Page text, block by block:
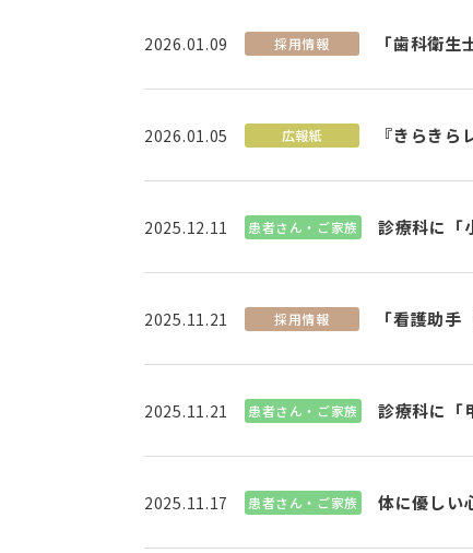
2026.01.09 採用情報 「歯科衛
2026.01.05 広報紙 『きらきら
2025.12.11 患者さん・ご家族 診療科に「
2025.11.21 採用情報 「看護助
2025.11.21 患者さん・ご家族 診療科に「
2025.11.17 患者さん・ご家族 体に優しい